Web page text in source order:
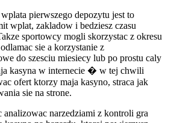
pierwszego depozytu jest to
wplat, zakladow i bedziesz czasu
sportowcy mogli skorzystac z okresu
sie a korzystanie z
do szesciu miesiecy lub po prostu caly
kasyna w internecie � w tej chwili
ofert ktorzy maja kasyno, straca jak
sie na strone.
analizowac narzedziami z kontroli gra